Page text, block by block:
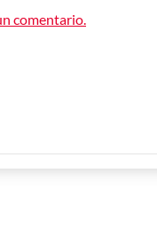
comentario.